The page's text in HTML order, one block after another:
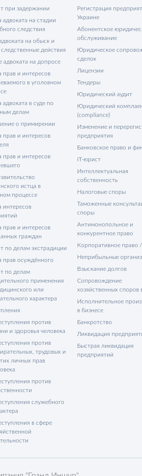
при задержании
адвоката на стадии
следствия
на обыск и
следственные действия
адвоката на допросе
прав и интересов
в уголовном
адвоката в суде по
делам
о примирении
прав и интересов
прав и интересов
истца в
процессе
интересов
прав и интересов
граждан
по делам экстрадиции
прав осуждённого
по делам
применения
или
характера
против
и здоровья человека
против
трудовых и
личных прав
против
служебного
в сфере
Регистрация
Украине
Абонентское
обслуживание
Юридическое
сделок
Лицензии
Тендеры
Юридический аудит
Юридический
(compliance)
Изменение и
предприятия
Банковское право и
IT-юрист
Интеллектуальная
собственность
Налоговые споры
Таможенные
споры
Антимонопольное и
конкурентное право
Корпоративное право
Неприбыльные
Взыскание долгов
Сопровождение
хозяйственных споров
Исполнительное
в бизнесе
Банкротство
Ликвидация
Быстрая ликвидация
предприятий